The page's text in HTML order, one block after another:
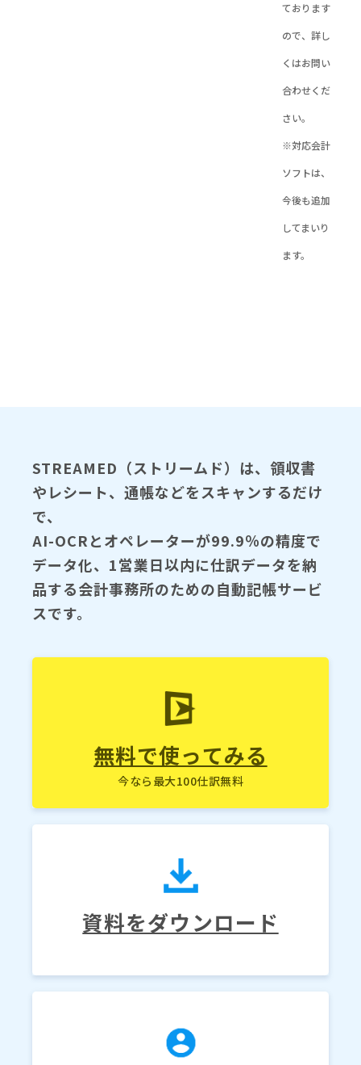
ております
ので、詳し
くはお問い
合わせくだ
さい。
※対応会計
ソフトは、
今後も追加
してまいり
ます。
STREAMED（ストリームド）は、領収書
やレシート、通帳などをスキャンするだけ
で、
AI-OCRとオペレーターが99.9％の精度で
データ化、1営業日以内に仕訳データを納
品する会計事務所のための自動記帳サービ
スです。
無料で使ってみる
今なら最大100仕訳無料
資料をダウンロード